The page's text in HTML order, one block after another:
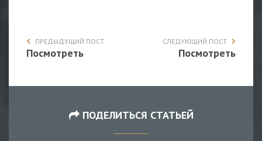
ПРЕДЫДУЩИЙ ПОСТ
Посмотреть
СЛЕДУЮЩИЙ ПОСТ
Посмотреть
ПОДЕЛИТЬСЯ СТАТЬЕЙ